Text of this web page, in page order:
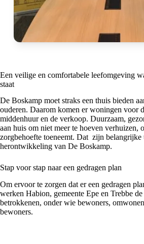
Een veilige en comfortabele leefomgeving
staat
De Boskamp moet straks een thuis bieden
ouderen. Daarom komen er woningen voor
middenhuur en de verkoop. Duurzaam,
aan huis om niet meer te hoeven verhuizen,
zorgbehoefte toeneemt. Dat zijn belangrijke
herontwikkeling van De Boskamp.
Stap voor stap naar een gedragen plan
Om ervoor te zorgen dat er een gedragen
werken Habion, gemeente Epe en Trebbe
betrokkenen, onder wie bewoners,
bewoners.